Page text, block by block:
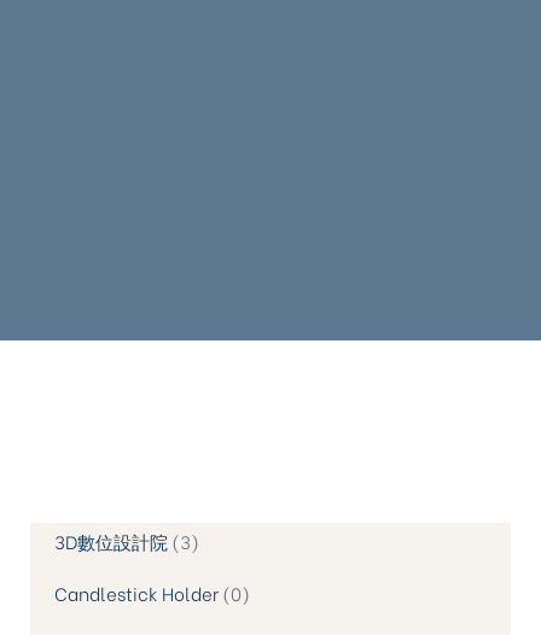
3D數位設計院 3
Candlestick Holder 0